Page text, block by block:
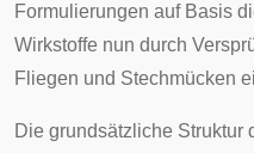
Formulierungen auf Basis
Wirkstoffe nun durch
Fliegen und Stechmücken
Die grundsätzliche Struktur